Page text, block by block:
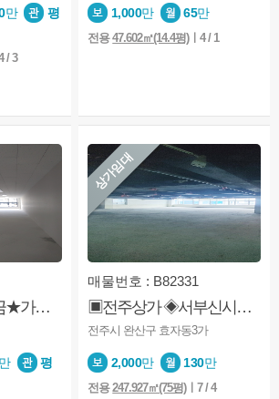
만
평
/ 3
1,000만 65만
전용47.602㎡(14.4평)ㅣ4 / 1
★만성상가★깔끔★가성비굿★확장가능(옆호실)★상권
평
상가임대
매물번호 : B82331
▣전주상가 ◈서부신시가지◎노고민 ◐상권좋음▣무권리금
전주시 완산구 효자동3가
2,000만 130만
전용247.927㎡(75평)ㅣ7 / 4